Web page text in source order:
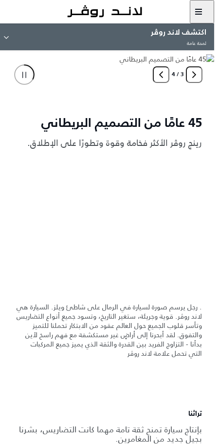
اكتشف لاند روڤر
لمحة عامة
45 عامًا من التصميم البريطاني
رينج روڤر الأكثر فخامة وقوة وتطورًا على الإطلاق.
3
/
4
. رجل يرسم صورة لسيارة في الرمال على شاطئ ويلز. السيارة هي
لاند روڤر. قوية وجريئة، ستغير التاريخ، وتسود جميع أنواع التضاريس
وتأسر قلوب الجميع حول العالم عقود من الابتكار تحملنا للتميز
والتفوق. لقد أبحرنا إلى أراضٍ غير مستكشفة مع فهم راسخ لأين
بدأنا - التزاوج الفريد بين القدرة والثقة الذي يميز جميع المركبات
التي تحمل علامة لاند روڤر
تراثنا
بإنتاج سيارة تمنح ثقة تامة مهما كانت التضاريس، بشرنا
بجيل جديد من المغامرين.